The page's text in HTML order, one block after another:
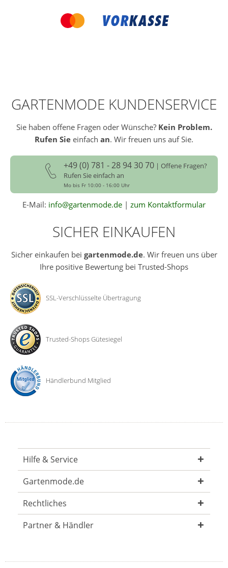
GARTENMODE KUNDENSERVICE
Sie haben offene Fragen oder Wünsche? Kein Problem.
Rufen Sie einfach an. Wir freuen uns auf Sie.
+49 (0) 781 - 28 94 30 70 | Offene Fragen?
Rufen Sie einfach an
Mo bis Fr 10:00 - 16:00 Uhr
E-Mail: info@gartenmode.de | zum Kontaktformular
SICHER EINKAUFEN
Sicher einkaufen bei gartenmode.de. Wir freuen uns über
Ihre positive Bewertung bei Trusted-Shops
SSL-Verschlüsselte Übertragung
Trusted-Shops Gütesiegel
Händlerbund Mitglied
Hilfe & Service
Gartenmode.de
Rechtliches
Partner & Händler